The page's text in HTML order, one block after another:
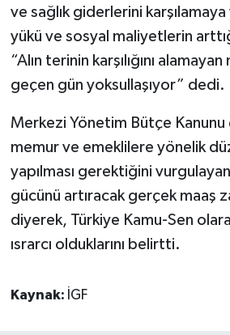
ve sağlık giderlerini
yükü ve sosyal maliyetlerin
“Alın terinin karşılığını
geçen gün yoksullaşıyor” dedi.
Merkezi Yönetim Bütçe Kanunu
memur ve emeklilere yönelik
yapılması gerektiğini
gücünü artıracak gerçek maaş
diyerek, Türkiye Kamu-Sen
ısrarcı olduklarını belirtti.
Kaynak: İGF